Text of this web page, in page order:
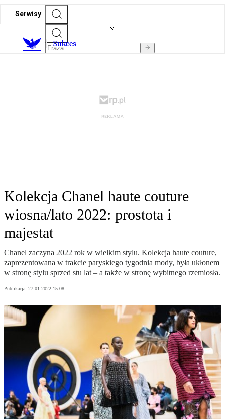
Serwisy
Sukces
Kolekcja Chanel haute couture
wiosna/lato 2022: prostota i
majestat
Chanel zaczyna 2022 rok w wielkim stylu. Kolekcja haute couture,
zaprezentowana w trakcie paryskiego tygodnia mody, była ukłonem
w stronę stylu sprzed stu lat – a także w stronę wybitnego rzemiosła.
Publikacja: 27.01.2022 15:08